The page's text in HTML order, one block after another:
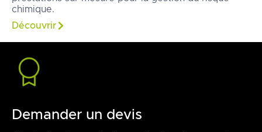
chimique.
Découvrir
Demander un devis